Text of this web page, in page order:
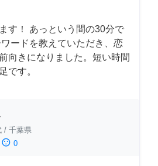
す！ あっという間の30分で
ードを教えていただき、恋
向きになりました。短い時間
です。
/ 千葉県
sentiment_dissatisfied 0